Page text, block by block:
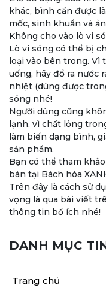
khác, bình cần được
mốc, sinh khuẩn và
Không cho vào lò vi
Lò vi sóng có thể bị
loại vào bên trong. Vì
uống, hãy đổ ra nước
nhiệt (dùng được
sóng nhé!
Người dùng cũng
lạnh, vì chất lỏng
làm biến dạng bình,
sản phẩm.
Bạn có thể tham
bán tại Bách hóa
Trên đây là cách sử
vọng là qua bài viết
thông tin bổ ích nhé!
DANH MỤC
Trang chủ